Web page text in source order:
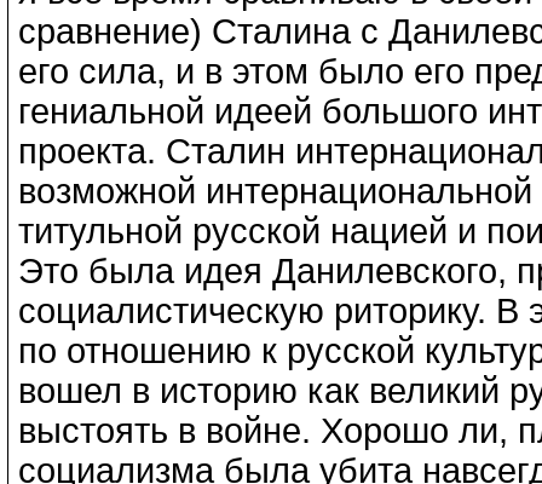
сравнение) Сталина с
его сила, и в этом было его
гениальной идеей большого
проекта. Сталин
возможной
титульной русской нацией и
Это была идея Данилевского,
социалистическую риторику.
по отношению к русской
вошел в историю как великий
выстоять в войне. Хорошо ли,
социализма была убита